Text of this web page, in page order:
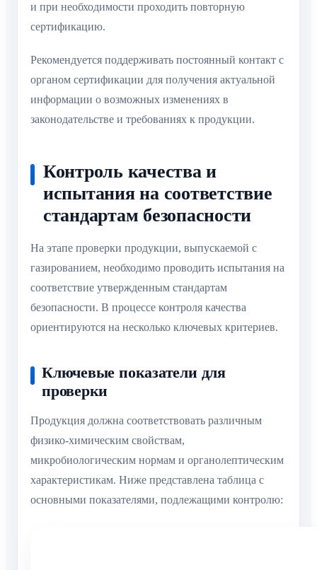
и при необходимости проходить повторную
сертификацию.
Рекомендуется поддерживать постоянный контакт с
органом сертификации для получения актуальной
информации о возможных изменениях в
законодательстве и требованиях к продукции.
Контроль качества и
испытания на соответствие
стандартам безопасности
На этапе проверки продукции, выпускаемой с
газированием, необходимо проводить испытания на
соответствие утвержденным стандартам
безопасности. В процессе контроля качества
ориентируются на несколько ключевых критериев.
Ключевые показатели для
проверки
Продукция должна соответствовать различным
физико-химическим свойствам,
микробиологическим нормам и органолептическим
характеристикам. Ниже представлена таблица с
основными показателями, подлежащими контролю: